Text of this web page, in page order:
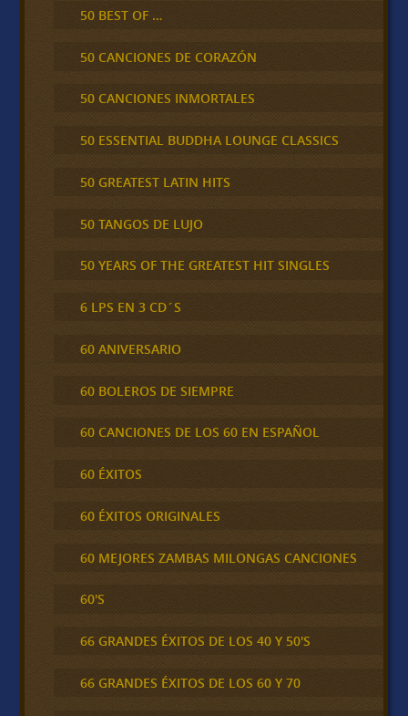
50 BEST OF …
50 CANCIONES DE CORAZÓN
50 CANCIONES INMORTALES
50 ESSENTIAL BUDDHA LOUNGE CLASSICS
50 GREATEST LATIN HITS
50 TANGOS DE LUJO
50 YEARS OF THE GREATEST HIT SINGLES
6 LPS EN 3 CD´S
60 ANIVERSARIO
60 BOLEROS DE SIEMPRE
60 CANCIONES DE LOS 60 EN ESPAÑOL
60 ÉXITOS
60 ÉXITOS ORIGINALES
60 MEJORES ZAMBAS MILONGAS CANCIONES
60'S
66 GRANDES ÉXITOS DE LOS 40 Y 50'S
66 GRANDES ÉXITOS DE LOS 60 Y 70